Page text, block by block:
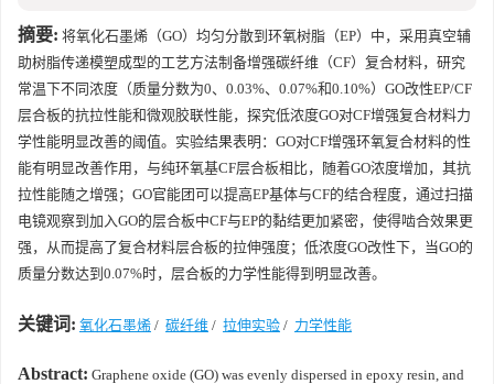
摘要: 将氧化石墨烯（GO）均匀分散到环氧树脂（EP）中，采用真空辅
助树脂传递模塑成型的工艺方法制备增强碳纤维（CF）复合材料，研究
常温下不同浓度（质量分数为0、0.03%、0.07%和0.10%）GO改性EP/CF
层合板的抗拉性能和微观胶联性能，探究低浓度GO对CF增强复合材料力
学性能明显改善的阈值。实验结果表明：GO对CF增强环氧复合材料的性
能有明显改善作用，与纯环氧基CF层合板相比，随着GO浓度增加，其抗
拉性能随之增强；GO官能团可以提高EP基体与CF的结合程度，通过扫描
电镜观察到加入GO的层合板中CF与EP的黏结更加紧密，使得啮合效果更
强，从而提高了复合材料层合板的拉伸强度；低浓度GO改性下，当GO的
质量分数达到0.07%时，层合板的力学性能得到明显改善。
关键词: 氧化石墨烯 / 碳纤维 / 拉伸实验 / 力学性能
Abstract: Graphene oxide (GO) was evenly dispersed in epoxy resin, and